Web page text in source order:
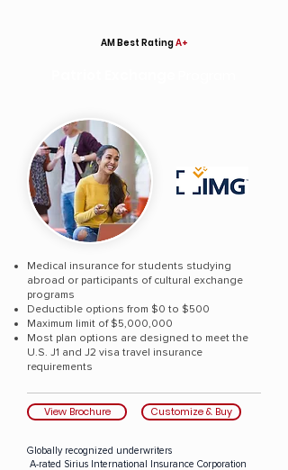
AM Best RatingA+
Medical insurance for students studying
abroad or participants of cultural exchange
programs
Deductible options from $0 to $500
Maximum limit of $5,000,000
Most plan options are designed to meet the
U.S. J1 and J2 visa travel insurance
requirements
View Brochure Customize & Buy
Globally recognized underwriters
A-rated Sirius International Insurance Corporation